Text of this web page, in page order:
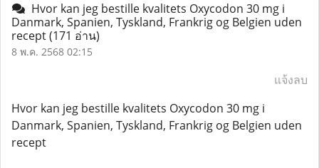
Hvor kan jeg bestille kvalitets Oxycodon 30 mg i
Danmark, Spanien, Tyskland, Frankrig og Belgien uden
recept(171 อ่าน)
8 พ.ค. 2568 02:15
แจ้งลบ
Hvor kan jeg bestille kvalitets Oxycodon 30 mg i
Danmark, Spanien, Tyskland, Frankrig og Belgien uden
recept